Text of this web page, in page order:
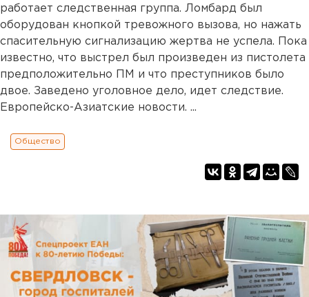
работает следственная группа. Ломбард был
оборудован кнопкой тревожного вызова, но нажать
спасительную сигнализацию жертва не успела. Пока
известно, что выстрел был произведен из пистолета
предположительно ПМ и что преступников было
двое. Заведено уголовное дело, идет следствие.
Европейско-Азиатские новости. ...
Общество